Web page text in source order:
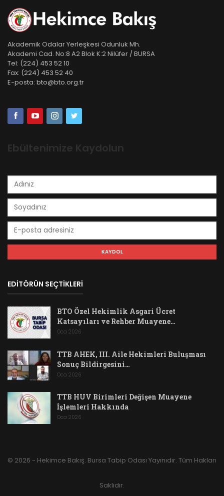
Akademik Odalar Yerleşkesi Odunluk Mh.
Akademi Cad. No:8 A2 Blok K:2 Nilüfer / BURSA
Tel: (224) 453 52 10
Fax: (224) 453 52 40
E-posta: bto@bto.org.tr
Ebültenimize Kaydolun
EDİTÖRÜN SEÇTİKLERİ
BTO Özel Hekimlik Asgari Ücret
Katsayıları ve Rehber Muayene…
Oca 2026
TTB AHEK, III. Aile Hekimleri Buluşması
Sonuç Bildirgesini…
Oca 2026
TTB HUV Birimleri Değişen Muayene
İşlemleri Hakkında
Oca 2026
© 2026 - Hekimce Bakış. Bursa Tabip Odası Yayınıdır. Tüm Hakları
Saklıdır.